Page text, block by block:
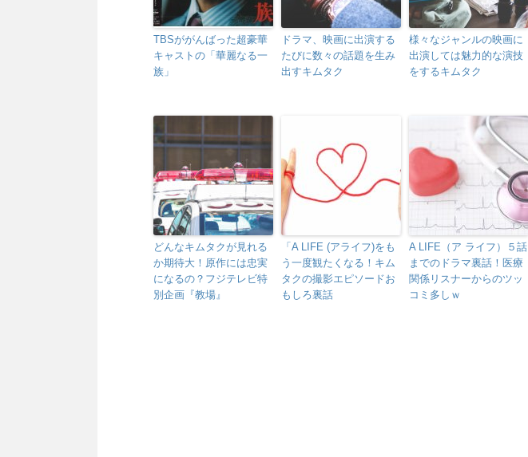
TBSががんばった超豪華
キャストの「華麗なる一
族」
ドラマ、映画に出演する
たびに数々の話題を生み
出すキムタク
様々なジャンルの映画に
出演しては魅力的な演技
をするキムタク
どんなキムタクが見れる
か期待大！原作には忠実
になるの？フジテレビ特
別企画『教場』
「A LIFE (アライフ)をも
う一度観たくなる！キム
タクの撮影エピソードお
もしろ裏話
A LIFE（ア ライフ）５話
までのドラマ裏話！医療
関係リスナーからのツッ
コミ多しｗ